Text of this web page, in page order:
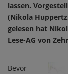
lassen.
(Nikola
gelesen hat
Lese-AG von
Bevor